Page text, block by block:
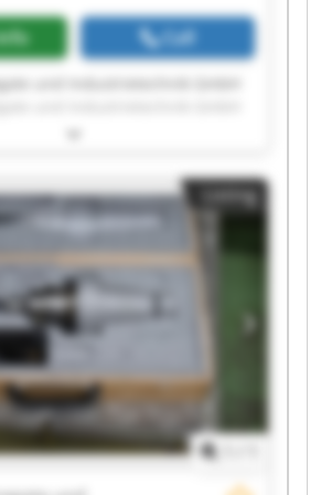
Call
und Industrietechnik GmbH
und Industrietechnik GmbH
und Industrietechnik GmbH
und Industrietechnik GmbH
und Industrietechnik GmbH
und Industrietechnik GmbH
und Industrietechnik GmbH
und Industrietechnik GmbH
und Industrietechnik GmbH
und Industrietechnik GmbH
und Industrietechnik GmbH
und Industrietechnik GmbH
und Industrietechnik GmbH
und Industrietechnik GmbH
und Industrietechnik GmbH
Listing